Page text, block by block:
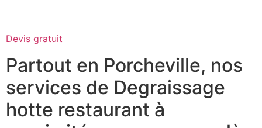
Devis gratuit
Partout en Porcheville, nos
services de Degraissage
hotte restaurant à